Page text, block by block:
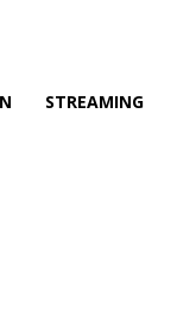
STREAMING